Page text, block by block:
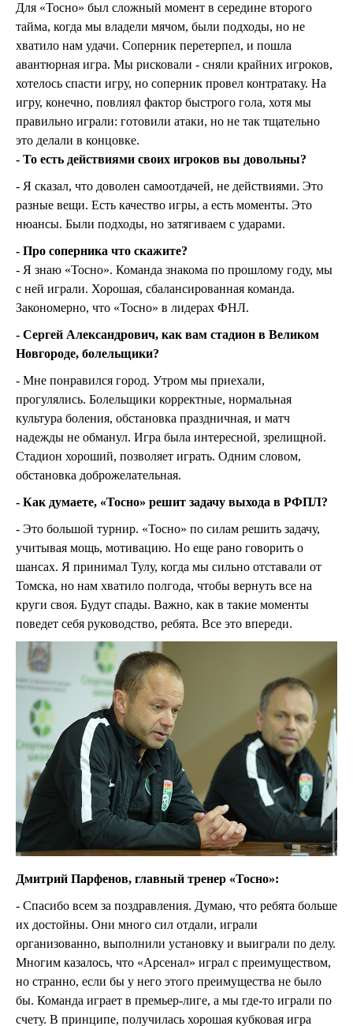
Для «Тосно» был сложный момент в середине второго
тайма, когда мы владели мячом, были подходы, но не
хватило нам удачи. Соперник перетерпел, и пошла
авантюрная игра. Мы рисковали - сняли крайних игроков,
хотелось спасти игру, но соперник провел контратаку. На
игру, конечно, повлиял фактор быстрого гола, хотя мы
правильно играли: готовили атаки, но не так тщательно
это делали в концовке.
- То есть действиями своих игроков вы довольны?
- Я сказал, что доволен самоотдачей, не действиями. Это
разные вещи. Есть качество игры, а есть моменты. Это
нюансы. Были подходы, но затягиваем с ударами.
- Про соперника что скажите?
- Я знаю «Тосно». Команда знакома по прошлому году, мы
с ней играли. Хорошая, сбалансированная команда.
Закономерно, что «Тосно» в лидерах ФНЛ.
- Сергей Александрович, как вам стадион в Великом
Новгороде, болельщики?
- Мне понравился город. Утром мы приехали,
прогулялись. Болельщики корректные, нормальная
культура боления, обстановка праздничная, и матч
надежды не обманул. Игра была интересной, зрелищной.
Стадион хороший, позволяет играть. Одним словом,
обстановка доброжелательная.
- Как думаете, «Тосно» решит задачу выхода в РФПЛ?
- Это большой турнир. «Тосно» по силам решить задачу,
учитывая мощь, мотивацию. Но еще рано говорить о
шансах. Я принимал Тулу, когда мы сильно отставали от
Томска, но нам хватило полгода, чтобы вернуть все на
круги своя. Будут спады. Важно, как в такие моменты
поведет себя руководство, ребята. Все это впереди.
Дмитрий Парфенов, главный тренер «Тосно»:
- Спасибо всем за поздравления. Думаю, что ребята больше
их достойны. Они много сил отдали, играли
организованно, выполнили установку и выиграли по делу.
Многим казалось, что «Арсенал» играл с преимуществом,
но странно, если бы у него этого преимущества не было
бы. Команда играет в премьер-лиге, а мы где-то играли по
счету. В принципе, получилась хорошая кубковая игра